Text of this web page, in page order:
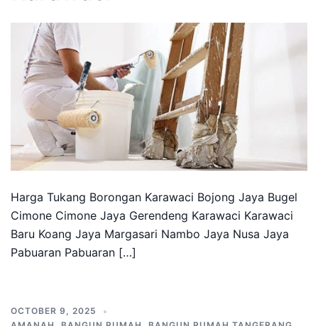
Harga Tukang Borongan Karawaci Bojong Jaya Bugel
Cimone Cimone Jaya Gerendeng Karawaci Karawaci
Baru Koang Jaya Margasari Nambo Jaya Nusa Jaya
Pabuaran Pabuaran […]
OCTOBER 9, 2025